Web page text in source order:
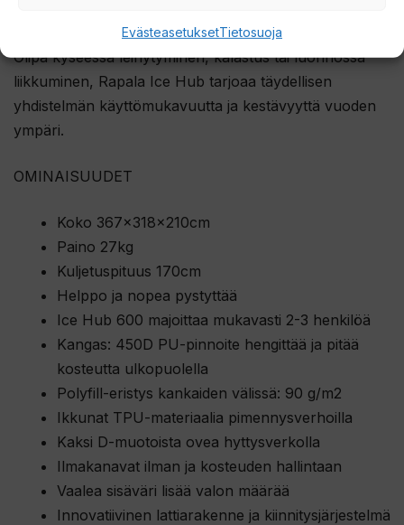
EvästeasetuksetTietosuoja
Olipa kyseessä leiriytyminen, kalastus tai luonnossa
liikkuminen, Rapala Ice Hub tarjoaa täydellisen
yhdistelmän käyttömukavuutta ja kestävyyttä vuoden
ympäri.
OMINAISUUDET
Koko 367x318x210cm
Paino 27kg
Kuljetuspituus 170cm
Helppo ja nopea pystyttää
Ice Hub 600 majoittaa mukavasti 2-3 henkilöä
Kangas: 450D PU-pinnoite hengittää ja pitää
kosteutta ulkopuolella
Polyfill-eristys kankaiden välissä: 90 g/m2
Ikkunat TPU-materiaalia pimennysverhoilla
Kaksi D-muotoista ovea hyttysverkolla
Ilmakanavat ilman ja kosteuden hallintaan
Vaalea sisäväri lisää valon määrää
Innovatiivinen lattiarakenne ja kiinnitysjärjestelmä